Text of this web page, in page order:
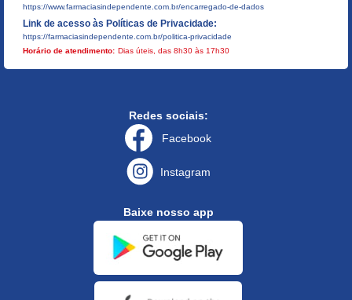
https://www.farmaciasindependente.com.br/encarregado-de-dados
Link de acesso às Políticas de Privacidade:
https://farmaciasindependente.com.br/politica-privacidade
Horário de atendimento: Dias úteis, das 8h30 às 17h30
Redes sociais:
Facebook
Instagram
Baixe nosso app